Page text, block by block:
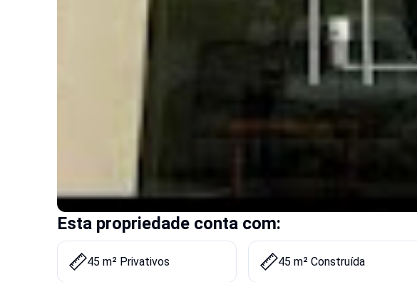
Esta propriedade conta com:
45 m² Privativos 45 m² Construída